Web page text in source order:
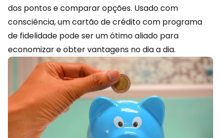
dos pontos e comparar opções. Usado com
consciência, um cartão de crédito com programa
de fidelidade pode ser um ótimo aliado para
economizar e obter vantagens no dia a dia.